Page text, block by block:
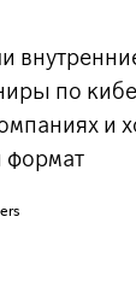
по
и
формат